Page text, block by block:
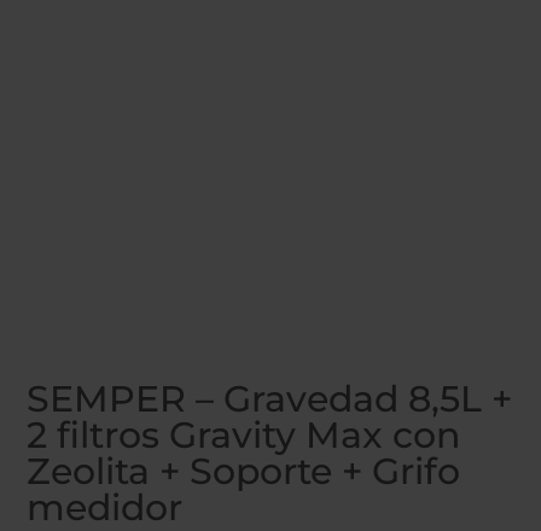
SEMPER – Gravedad 8,5L +
2 filtros Gravity Max con
Zeolita + Soporte + Grifo
medidor